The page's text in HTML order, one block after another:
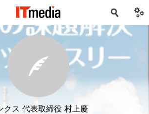
クス 代表取締役 村上慶